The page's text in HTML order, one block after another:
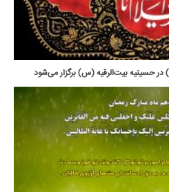
حسینیه بیت‌الرقیه (س) برگزار می‌شود